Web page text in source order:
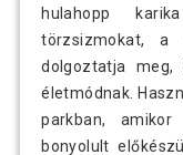
hulahopp
törzsizmokat, a
dolgoztatja
életmódnak.
parkban,
bonyolult